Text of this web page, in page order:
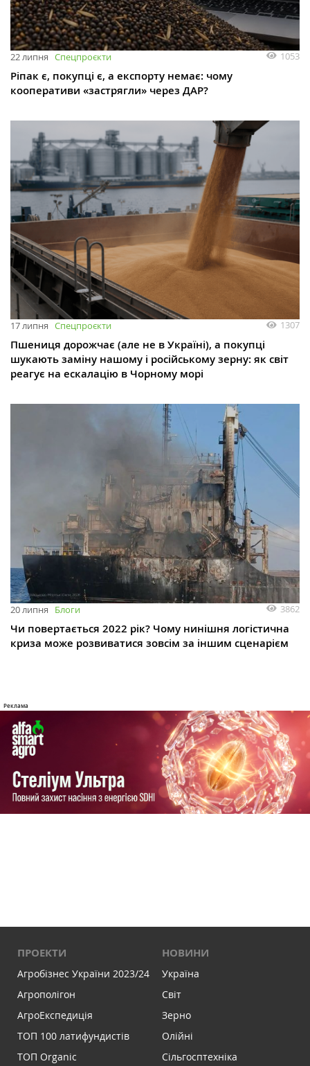
22 липня Спецпроєкти 1053
Ріпак є, покупці є, а експорту немає: чому
кооперативи «застрягли» через ДАР?
17 липня Спецпроєкти 1307
Пшениця дорожчає (але не в Україні), а покупці
шукають заміну нашому і російському зерну: як світ
реагує на ескалацію в Чорному морі
20 липня Блоги 3862
Чи повертається 2022 рік? Чому нинішня логістична
криза може розвиватися зовсім за іншим сценарієм
ПРОЕКТИ
Агробізнес України 2023/24
Агрополігон
АгроЕкспедиція
ТОП 100 латифундистів
ТОП Organic
НОВИНИ
Україна
Світ
Зерно
Олійні
Сільгосптехніка